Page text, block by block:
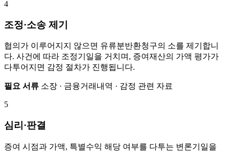
4
조정·소송 제기
협의가 이루어지지 않으면 유류분반환청구의 소를 제기합니
다. 사건에 따라 조정기일을 거치며, 증여재산의 가액 평가가
다투어지면 감정 절차가 진행됩니다.
필요 서류 소장 · 금융거래내역 · 감정 관련 자료
5
심리·판결
증여 시점과 가액, 특별수익 해당 여부를 다투는 변론기일을